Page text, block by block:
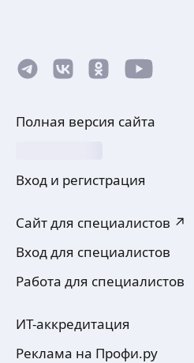
Полная версия сайта
Вход и регистрация
Сайт для специалистов ↗
Вход для специалистов
Работа для специалистов
ИТ-аккредитация
Реклама на Профи.ру